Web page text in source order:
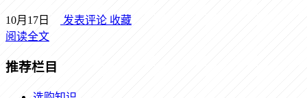
10月17日 发表评论 收藏
阅读全文
推荐栏目